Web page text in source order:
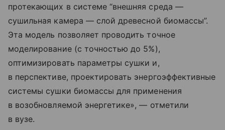
протекающих в системе “внешняя среда —
сушильная камера — слой древесной биомассы”.
Эта модель позволяет проводить точное
моделирование (с точностью до 5%),
оптимизировать параметры сушки и,
в перспективе, проектировать энергоэффективные
системы сушки биомассы для применения
в возобновляемой энергетике», — отметили
в вузе.